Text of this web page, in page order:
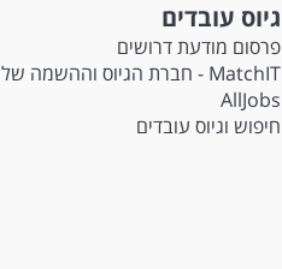
גיוס עובדים
פרסום מודעת דרושים
MatchIT - חברת הגיוס וההשמה של
AllJobs
חיפוש וגיוס עובדים